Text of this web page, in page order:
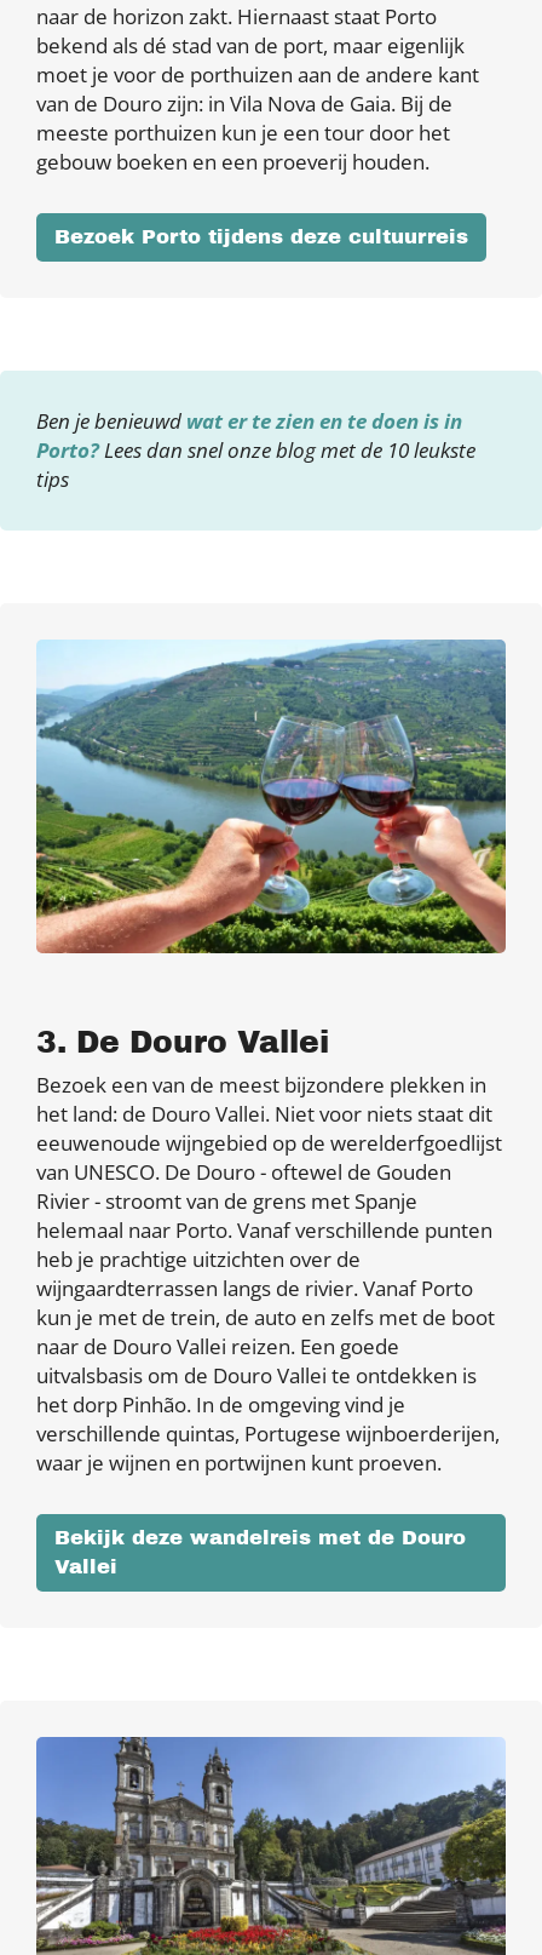
naar de horizon zakt. Hiernaast staat Porto
bekend als dé stad van de port, maar eigenlijk
moet je voor de porthuizen aan de andere kant
van de Douro zijn: in Vila Nova de Gaia. Bij de
meeste porthuizen kun je een tour door het
gebouw boeken en een proeverij houden.
Bezoek Porto tijdens deze cultuurreis
Ben je benieuwd wat er te zien en te doen is in
Porto?Lees dan snel onze blog met de 10 leukste
tips
3. De Douro Vallei
Bezoek een van de meest bijzondere plekken in
het land: de Douro Vallei. Niet voor niets staat dit
eeuwenoude wijngebied op de werelderfgoedlijst
van UNESCO. De Douro - oftewel de Gouden
Rivier - stroomt van de grens met Spanje
helemaal naar Porto. Vanaf verschillende punten
heb je prachtige uitzichten over de
wijngaardterrassen langs de rivier. Vanaf Porto
kun je met de trein, de auto en zelfs met de boot
naar de Douro Vallei reizen. Een goede
uitvalsbasis om de Douro Vallei te ontdekken is
het dorp Pinhão. In de omgeving vind je
verschillende quintas, Portugese wijnboerderijen,
waar je wijnen en portwijnen kunt proeven.
Bekijk deze wandelreis met de Douro
Vallei